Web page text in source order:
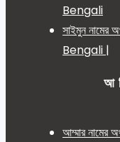
Bengali
সাইমুন
Bengali |
আ
আম্মার